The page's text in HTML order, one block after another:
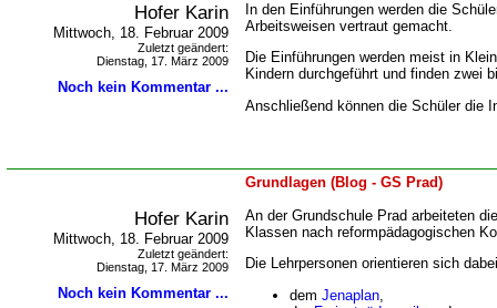
Hofer Karin
Mittwoch, 18. Februar 2009
Zuletzt geändert:
Dienstag, 17. März 2009
Noch kein Kommentar ...
In den Einführungen werden die
Arbeitsweisen vertraut gemacht.
Die Einführungen werden meist in
Kindern durchgeführt und finden zwei
Anschließend können die Schüler die
Grundlagen (Blog - GS Prad)
Hofer Karin
Mittwoch, 18. Februar 2009
Zuletzt geändert:
Dienstag, 17. März 2009
Noch kein Kommentar ...
An der Grundschule Prad arbeiteten
Klassen nach reformpädagogischen
Die Lehrpersonen orientieren sich
dem Jenaplan